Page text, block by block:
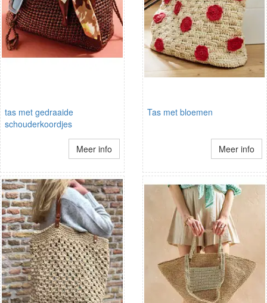
tas met gedraaide
schouderkoordjes
Meer info
Tas met bloemen
Meer info